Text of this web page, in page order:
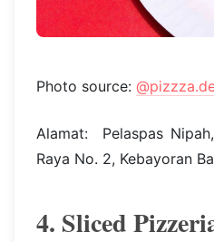
Photo source:
Alamat: Pelaspas
Raya No. 2, Kebayoran
4. Sliced